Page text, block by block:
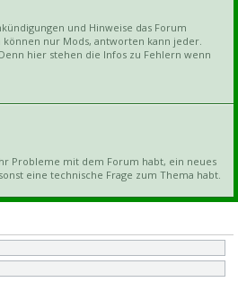
und Hinweise das Forum
nur Mods, antworten kann jeder.
Denn hier stehen die Infos zu Fehlern wenn
Probleme mit dem Forum habt, ein neues
eine technische Frage zum Thema habt.